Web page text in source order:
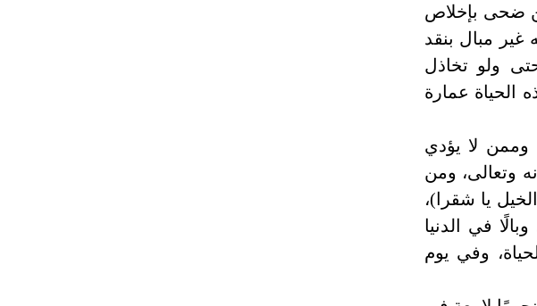
ضحى بإخلاص
مبال بنقد
ولو تخاذل
الحياة عمارة
وممن لا يؤدي
وتعالى، ومن
يا شقرا)،
في الدنيا
وفي يوم